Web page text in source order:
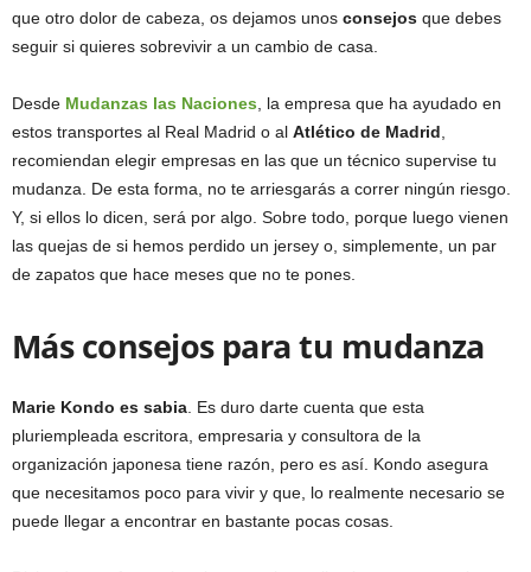
que otro dolor de cabeza, os dejamos unos consejos que debes
seguir si quieres sobrevivir a un cambio de casa.
Desde Mudanzas las Naciones , la empresa que ha ayudado en
estos transportes al Real Madrid o al Atlético de Madrid
recomiendan elegir empresas en las que un técnico supervise tu
mudanza. De esta forma, no te arriesgarás a correr ningún riesgo.
Y, si ellos lo dicen, será por algo. Sobre todo, porque luego vienen
las quejas de si hemos perdido un jersey o, simplemente, un par
de zapatos que hace meses que no te pones.
Más consejos para tu mudanza
Marie Kondo es sabia . Es duro darte cuenta que esta
pluriempleada escritora, empresaria y consultora de la
organización japonesa tiene razón, pero es así. Kondo asegura
que necesitamos poco para vivir y que, lo realmente necesario se
puede llegar a encontrar en bastante pocas cosas.